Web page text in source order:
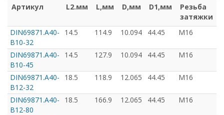
Артикул L2.мм L,мм D,мм D1,мм
Резьба
затяжки
DIN69871.А40-
B10-32
14.5 114.9 10.094 44.45
M16
DIN69871.А40-
B10-45
14.5 127.9 10.094 44.45
M16
DIN69871.А40-
B12-32
18.5 118.9 12.065 44.45 M16
DIN69871.А40-
B12-80
18.5 166.9 12.065 44.45 M16